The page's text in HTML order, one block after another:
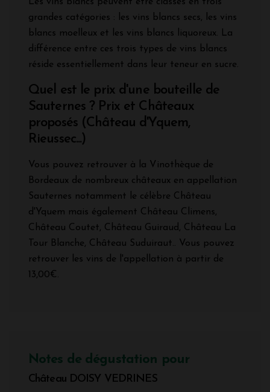
grandes catégories : les vins blancs secs, les vins
blancs moelleux et les vins blancs liquoreux. La
différence entre ces trois types de vins blancs
réside essentiellement dans leur teneur en sucre.
Quel est le prix d'une bouteille de
Sauternes ? Prix et Châteaux
proposés (Château d'Yquem,
Rieussec...)
Vous pouvez retrouver à la Vinothèque de
Bordeaux de nombreux châteaux en appellation
Sauternes notamment le célèbre Château
d'Yquem mais également Château Climens,
Château Coutet, Château Guiraud, Château La
Tour Blanche, Château Suduiraut.. Vous pouvez
retrouver les vins de l'appellation à partir de
13,00€.
Notes de dégustation pour
Château DOISY VEDRINES